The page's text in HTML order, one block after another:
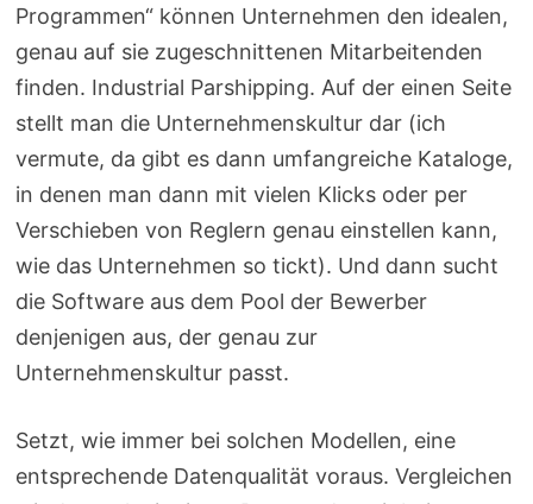
Programmen“ können Unternehmen den idealen,
genau auf sie zugeschnittenen Mitarbeitenden
finden. Industrial Parshipping. Auf der einen Seite
stellt man die Unternehmenskultur dar (ich
vermute, da gibt es dann umfangreiche Kataloge,
in denen man dann mit vielen Klicks oder per
Verschieben von Reglern genau einstellen kann,
wie das Unternehmen so tickt). Und dann sucht
die Software aus dem Pool der Bewerber
denjenigen aus, der genau zur
Unternehmenskultur passt.
Setzt, wie immer bei solchen Modellen, eine
entsprechende Datenqualität voraus. Vergleichen